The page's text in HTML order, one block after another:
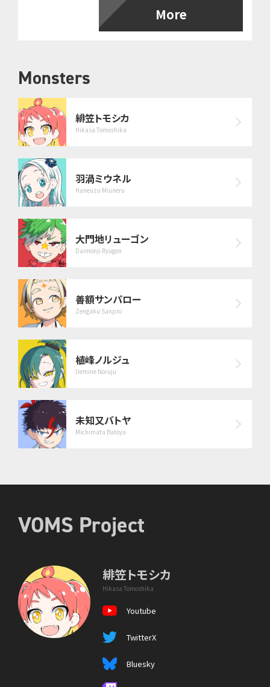
More
Monsters
緋笠トモシカ
Hikasa Tomoshika
羽渦ミウネル
Haneuzu Miuneru
大門地リューゴン
Daimonji Ryugon
善額サンパロー
Zengaku Sanpro
植峰ノルジュ
Uemine Noruju
未知又バトヤ
Michimata Batoya
VOMS Project
緋笠トモシカ
Hikasa Tomoshika
Youtube
TwitterX
Bluesky